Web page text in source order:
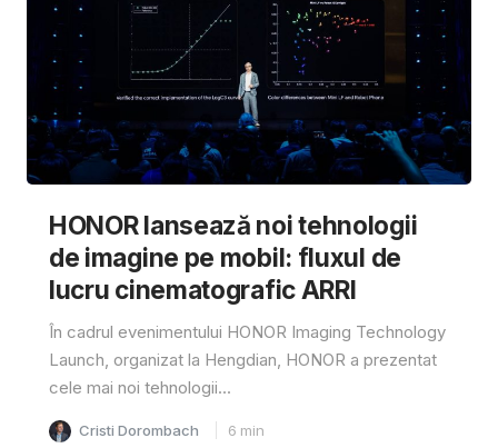
HONOR lansează noi tehnologii
de imagine pe mobil: fluxul de
lucru cinematografic ARRI
În cadrul evenimentului HONOR Imaging Technology
Launch, organizat la Hengdian, HONOR a prezentat
cele mai noi tehnologii...
Cristi Dorombach 6 min